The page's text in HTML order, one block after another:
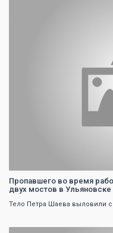
Пропавшего во время
двух мостов в Ульяновске
Тело Петра Шаева выловили